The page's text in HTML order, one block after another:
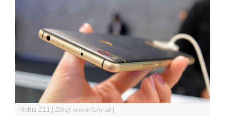
Nubia Z11 Zdroj: www.fony.sk